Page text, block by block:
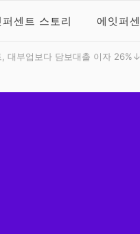
공식 블로그
, 에잇퍼센트 공식 블로그
퍼센트 스토리 에잇퍼
, 대부업보다 담보대출 이자